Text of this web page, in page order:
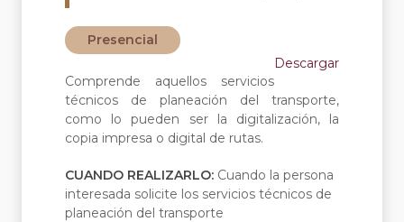
Presencial
Descargar
Comprende aquellos servicios
técnicos de planeación del transporte,
como lo pueden ser la digitalización, la
copia impresa o digital de rutas.
CUANDO REALIZARLO: Cuando la persona
interesada solicite los servicios técnicos de
planeación del transporte